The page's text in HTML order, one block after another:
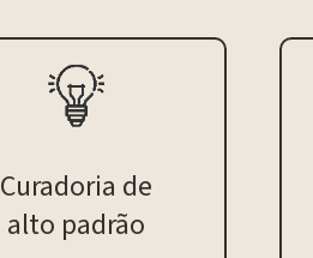
Curadoria de
alto padrão